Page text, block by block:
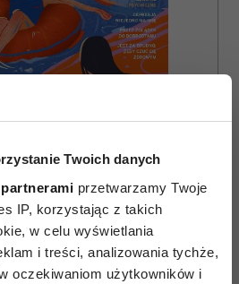
Twoich danych
przetwarzamy Twoje
IP, korzystając z takich
w celu wyświetlania
i treści, analizowania tychże,
oczekiwaniom użytkowników i
DRUKOWANE
E-WYDANIE